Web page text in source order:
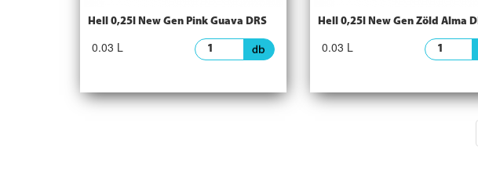
Hell 0,25l New Gen Pink Guava DRS
0.03 L
Hell 0,25l New Gen Zöld Alma
0.03 L